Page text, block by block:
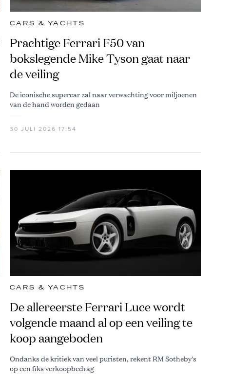
CARS & YACHTS
Prachtige Ferrari F50 van
bokslegende Mike Tyson gaat naar
de veiling
De iconische supercar zal naar verwachting voor miljoenen
van de hand worden gedaan
30 JULI 2026 17:54
CARS & YACHTS
De allereerste Ferrari Luce wordt
volgende maand al op een veiling te
koop aangeboden
Ondanks de kritiek van veel puristen, rekent RM Sotheby's
op een fiks verkoopbedrag